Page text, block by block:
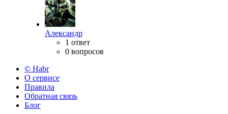
Александр
1 ответ
0 вопросов
© Habr
О сервисе
Правила
Обратная связь
Блог